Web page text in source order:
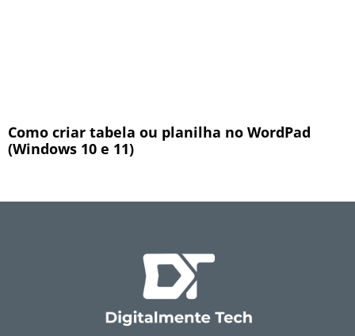
Como criar tabela ou planilha no WordPad
(Windows 10 e 11)